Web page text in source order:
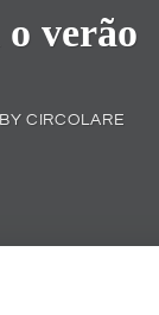
verão
BY CIRCOLARE